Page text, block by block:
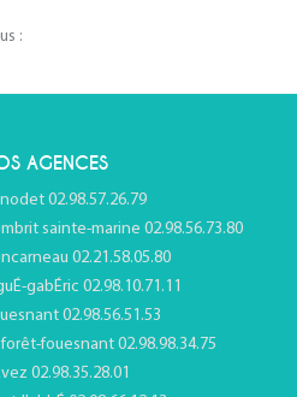
:
AGENCES
02.98.57.26.79
sainte-marine 02.98.56.73.80
02.21.58.05.80
gabÉric 02.98.10.71.11
02.98.56.51.53
forêt-fouesnant 02.98.98.34.75
02.98.35.28.01